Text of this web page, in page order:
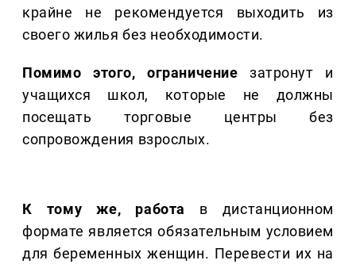
крайне не рекомендуется выходить из
своего жилья без необходимости.
Помимо этого, ограничениезатронут и
учащихся школ, которые не должны
посещать торговые центры без
сопровождения взрослых.
К тому же, работа в дистанционном
формате является обязательным условием
для беременных женщин. Перевести их на